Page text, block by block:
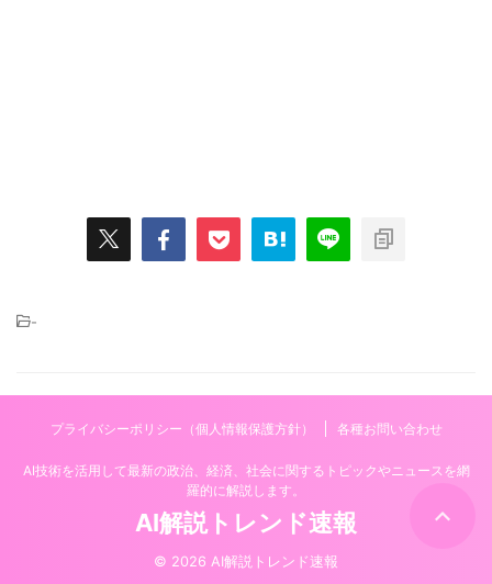
-
プライバシーポリシー（個人情報保護方針） 各種お問い合わせ
AI技術を活用して最新の政治、経済、社会に関するトピックやニュースを網
羅的に解説します。
AI解説トレンド速報
© 2026 AI解説トレンド速報